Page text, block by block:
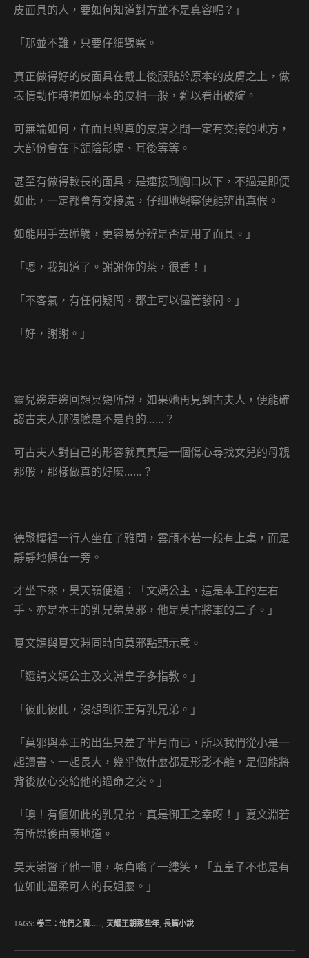
皮面具的人，要如何知道對方並不是真容呢？」
「那並不難，只要仔細觀察。
真正做得好的皮面具在戴上後服貼於原本的皮膚之上，做
表情動作時猶如原本的皮相一般，難以看出破綻。
可無論如何，在面具與真的皮膚之間一定有交接的地方，
大部份會在下頷陰影處、耳後等等。
甚至有做得較長的面具，是連接到胸口以下，不過是即便
如此，一定都會有交接處，仔細地觀察便能辨出真假。
如能用手去碰觸，更容易分辨是否是用了面具。」
「嗯，我知道了。謝謝你的茶，很香！」
「不客氣，有任何疑問，郡主可以儘管發問。」
「好，謝謝。」
靈兒邊走邊回想冥殤所說，如果她再見到古夫人，便能確
認古夫人那張臉是不是真的……？
可古夫人對自己的形容就真真是一個傷心尋找女兒的母親
那般，那樣做真的好麼……？
德聚樓裡一行人坐在了雅間，雲頎不若一般有上桌，而是
靜靜地候在一旁。
才坐下來，昊天嶺便道：「文嫣公主，這是本王的左右
手、亦是本王的乳兄弟莫邪，他是莫古將軍的二子。」
夏文嫣與夏文淵同時向莫邪點頭示意。
「還請文嫣公主及文淵皇子多指教。」
「彼此彼此，沒想到御王有乳兄弟。」
「莫邪與本王的出生只差了半月而已，所以我們從小是一
起讀書、一起長大，幾乎做什麼都是形影不離，是個能將
背後放心交給他的過命之交。」
「噢！有個如此的乳兄弟，真是御王之幸呀！」夏文淵若
有所思後由衷地道。
昊天嶺瞥了他一眼，嘴角噙了一縷笑，「五皇子不也是有
位如此溫柔可人的長姐麼。」
TAGS: 卷三：他們之間……, 天耀王朝那些年, 長篇小說